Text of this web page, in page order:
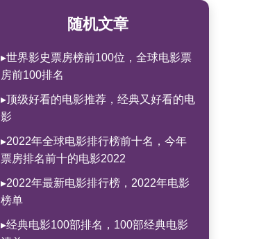
随机文章
▸世界影史票房榜前100位，全球电影票
房前100排名
▸顶级好看的电影推荐，经典又好看的电
影
▸2022年全球电影排行榜前十名，今年
票房排名前十的电影2022
▸2022年最新电影排行榜，2022年电影
榜单
▸经典电影100部排名，100部经典电影